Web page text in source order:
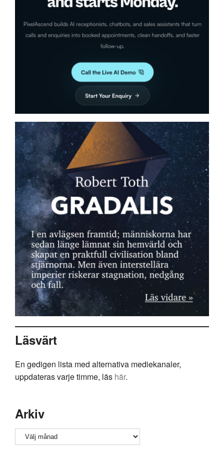
Läsvärt
En gedigen lista med alternativa mediekanaler,
uppdateras varje timme, läs här.
Arkiv
Arkiv